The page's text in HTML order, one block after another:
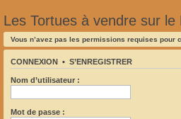
Les Tortues à vendre sur le
Vous n’avez pas les permissions requises pour
CONNEXION • S’ENREGISTRER
Nom d’utilisateur :
Mot de passe :